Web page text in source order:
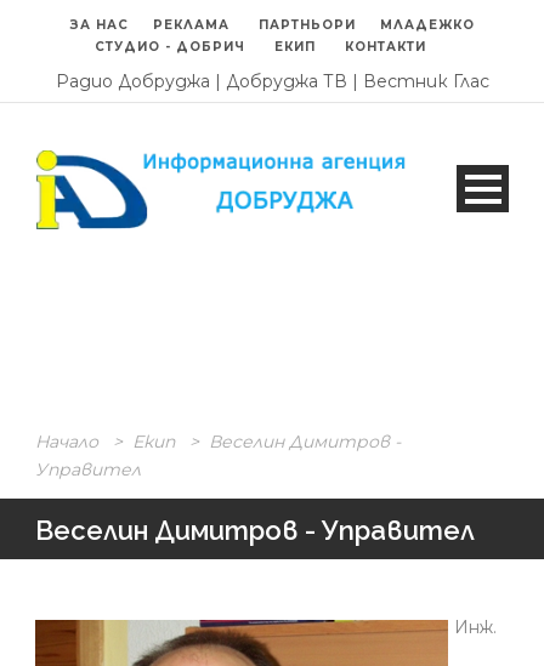
ЗА НАС РЕКЛАМА ПАРТНЬОРИ
МЛАДЕЖКО
СТУДИО - ДОБРИЧ
ЕКИП КОНТАКТИ
Радио Добруджа | Добруджа ТВ | Вестник Глас
Начало > Екип > Веселин Димитров -
Управител
Веселин Димитров - Управител
Инж.